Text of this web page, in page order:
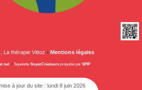
La thérapie Vittoz • Mentions légales
• Squelette SoyezCréateurs propulsé par SPIP
à jour du site : lundi 8 juin 2026